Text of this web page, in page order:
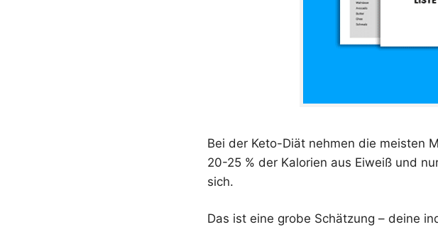
Bei der Keto-Diät nehmen die meisten
20-25 % der Kalorien aus Eiweiß und
sich.
Das ist eine grobe Schätzung – deine